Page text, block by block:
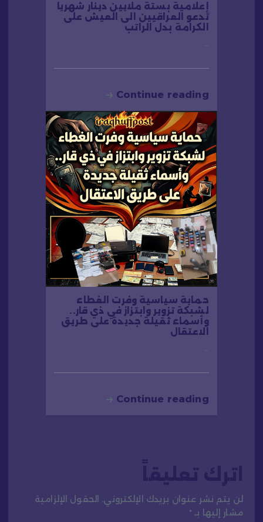
إعلامية بستة ملايين دينار شهريا
تدعو العراقيين الى العيش على
الكرامة بدل الراتب
Continue reading
حماية سياسية وفرت الغطاء
لشبكة تزوير وابتزاز في ذي قار..
وأسماء ثقيلة جديدة على طريق
الاعتقال
Continue reading
لن يتم نشر عنوان بريدك الإلكتروني.
الحقول الإلزامية
مشار إليها بـ *